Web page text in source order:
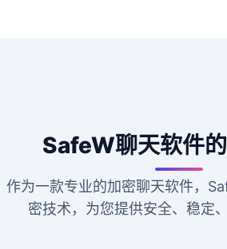
SafeW聊天软件
作为一款专业的加密聊天软件，
密技术，为您提供安全、稳定